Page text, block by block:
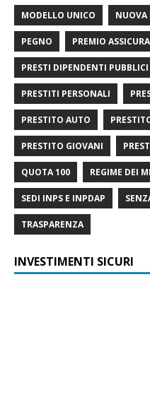
MODELLO UNICO NUOVA
PEGNO PREMIO
PRESTI DIPENDENTI PUBBLICI
PRESTITI PERSONALI
PRESTITO AUTO
PRESTITO GIOVANI
QUOTA 100 REGIME DEI
SEDI INPS E INPDAP
TRASPARENZA
INVESTIMENTI SICURI